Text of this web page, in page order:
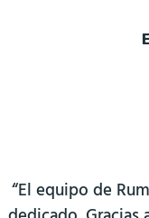
“El equipo de